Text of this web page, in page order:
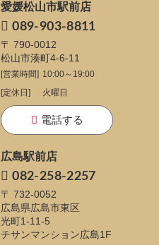
愛媛松山市駅前店
089-903-8811
〒 790-0012
松山市湊町4-6-11
[営業時間] 10:00～19:00
[定休日]
火曜日
電話する
広島駅前店
082-258-2257
〒 732-0052
広島県広島市東区
光町1-11-5
チサンマンション広島1F